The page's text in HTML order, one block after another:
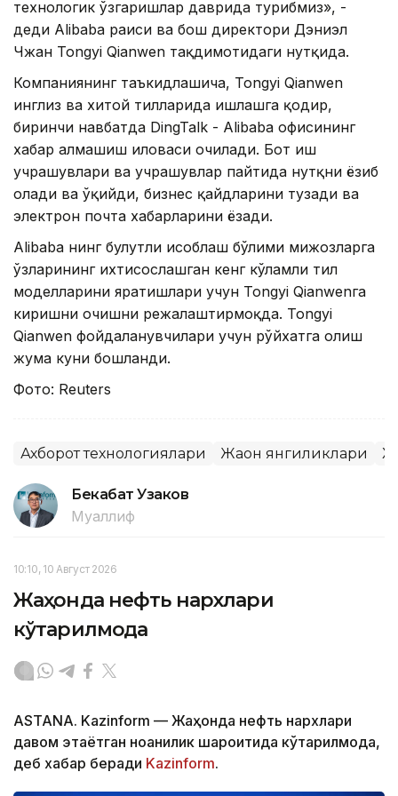
технологик ўзгаришлар даврида турибмиз», -
деди Alibaba раиси ва бош директори Дэниэл
Чжан Tongyi Qianwen тақдимотидаги нутқида.
Компаниянинг таъкидлашича, Tongyi Qianwen
инглиз ва хитой тилларида ишлашга қодир,
биринчи навбатда DingTalk - Alibaba офисининг
хабар алмашиш иловаси очилади. Бот иш
учрашувлари ва учрашувлар пайтида нутқни ёзиб
олади ва ўқийди, бизнес қайдларини тузади ва
электрон почта хабарларини ёзади.
Alibaba нинг булутли ҳисоблаш бўлими мижозларга
ўзларининг ихтисослашган кенг кўламли тил
моделларини яратишлари учун Tongyi Qianwenга
киришни очишни режалаштирмоқда. Tongyi
Qianwen фойдаланувчилари учун рўйхатга олиш
жума куни бошланди.
Фото: Reuters
Ахборот технологиялари Жаҳон янгиликлари
Бекабат Узаков
Муаллиф
10:10, 10 Август 2026
Жаҳонда нефть нархлари
кўтарилмоқда
ASTANA. Kazinform — Жаҳонда нефть нархлари
давом этаётган ноаниқлик шароитида кўтарилмоқда,
деб хабар беради Kazinform.